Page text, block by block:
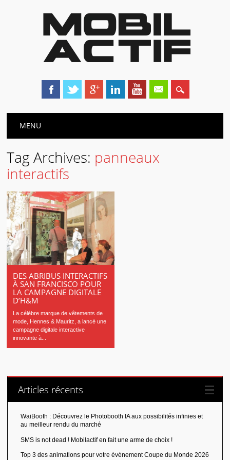
Main menu
MENU
Tag Archives: panneaux
interactifs
DES ABRIBUS INTERACTIFS
À SAN FRANCISCO POUR
LA CAMPAGNE DIGITALE
D’H&M
La célèbre marque de vêtements de
mode, Hennes & Mauritz, a lancé une
campagne digitale interactive
innovante à...
Articles récents
WaiBooth : Découvrez le Photobooth IA aux possibilités infinies et
au meilleur rendu du marché
SMS is not dead ! Mobilactif en fait une arme de choix !
Top 3 des animations pour votre événement Coupe du Monde 2026